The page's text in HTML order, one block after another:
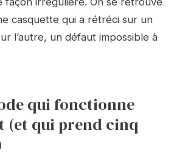
casquette qui a rétréci sur un
l’autre, un défaut impossible à
qui fonctionne
(et qui prend cinq